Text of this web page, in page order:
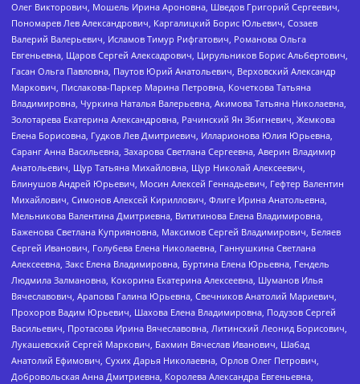
Олег Викторович, Мошель Ирина Ароновна, Шведов Григорий Сергеевич,
Пономарев Лев Александрович, Каргалицкий Борис Юльевич, Созаев
Валерий Валерьевич, Исламов Тимур Рифгатович, Романова Ольга
Евгеньевна, Щаров Сергей Алексадрович, Цирульников Борис Альбертович,
Гасан Ольга Павловна, Паутов Юрий Анатольевич, Верховский Александр
Маркович, Пислакова-Паркер Марина Петровна, Кочеткова Татьяна
Владимировна, Чуркина Наталья Валерьевна, Акимова Татьяна Николаевна,
Золотарева Екатерина Александровна, Рачинский Ян Збигневич, Жемкова
Елена Борисовна, Гудков Лев Дмитриевич, Илларионова Юлия Юрьевна,
Саранг Анна Васильевна, Захарова Светлана Сергеевна, Аверин Владимир
Анатольевич, Щур Татьяна Михайловна, Щур Николай Алексеевич,
Блинушов Андрей Юрьевич, Мосин Алексей Геннадьевич, Гефтер Валентин
Михайлович, Симонов Алексей Кириллович, Флиге Ирина Анатольевна,
Мельникова Валентина Дмитриевна, Вититинова Елена Владимировна,
Баженова Светлана Куприяновна, Максимов Сергей Владимирович, Беляев
Сергей Иванович, Голубева Елена Николаевна, Ганнушкина Светлана
Алексеевна, Закс Елена Владимировна, Буртина Елена Юрьевна, Гендель
Людмила Залмановна, Кокорина Екатерина Алексеевна, Шуманов Илья
Вячеславович, Арапова Галина Юрьевна, Свечников Анатолий Мариевич,
Прохоров Вадим Юрьевич, Шахова Елена Владимировна, Подузов Сергей
Васильевич, Протасова Ирина Вячеславовна, Литинский Леонид Борисович,
Лукашевский Сергей Маркович, Бахмин Вячеслав Иванович, Шабад
Анатолий Ефимович, Сухих Дарья Николаевна, Орлов Олег Петрович,
Добровольская Анна Дмитриевна, Королева Александра Евгеньевна,